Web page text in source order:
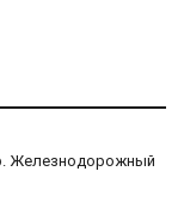
Железнодорожный